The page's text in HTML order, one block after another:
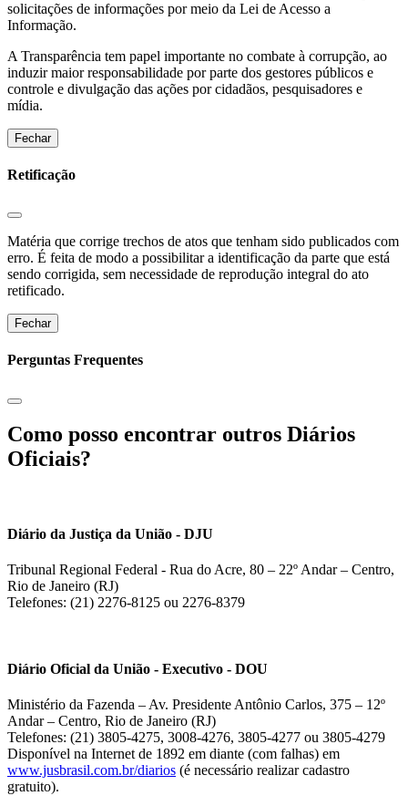
solicitações de informações por meio da Lei de Acesso a
Informação.
A Transparência tem papel importante no combate à corrupção, ao
induzir maior responsabilidade por parte dos gestores públicos e
controle e divulgação das ações por cidadãos, pesquisadores e
mídia.
Fechar
Retificação
Matéria que corrige trechos de atos que tenham sido publicados com
erro. É feita de modo a possibilitar a identificação da parte que está
sendo corrigida, sem necessidade de reprodução integral do ato
retificado.
Fechar
Perguntas Frequentes
Como posso encontrar outros Diários
Oficiais?
Diário da Justiça da União - DJU
Tribunal Regional Federal - Rua do Acre, 80 – 22º Andar – Centro,
Rio de Janeiro (RJ)
Telefones: (21) 2276-8125 ou 2276-8379
Diário Oficial da União - Executivo - DOU
Ministério da Fazenda – Av. Presidente Antônio Carlos, 375 – 12º
Andar – Centro, Rio de Janeiro (RJ)
Telefones: (21) 3805-4275, 3008-4276, 3805-4277 ou 3805-4279
Disponível na Internet de 1892 em diante (com falhas) em
www.jusbrasil.com.br/diarios (é necessário realizar cadastro
gratuito).